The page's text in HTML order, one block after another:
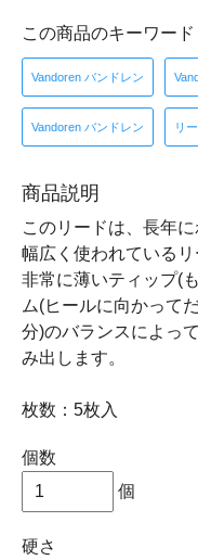
この商品のキーワード
Vandoren バンドレン
Vandoren バンドレン リ
商品説明
このリードは、長年
幅広く使われているリ
非常に薄いティップ(
ム(ヒールに向かって
分)のバランスによっ
み出します。
枚数：5枚入
個数
個
硬さ